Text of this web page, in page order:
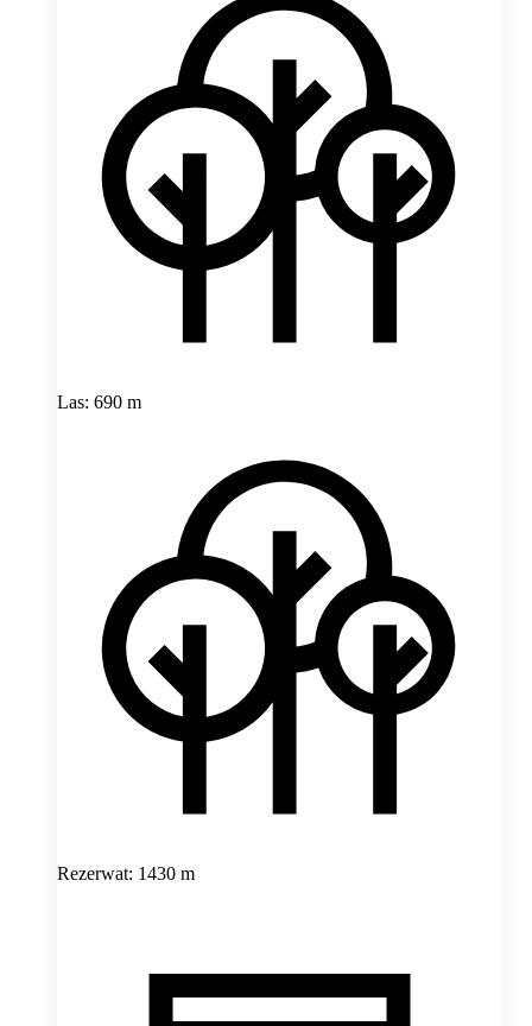
Las: 690 m
Rezerwat: 1430 m